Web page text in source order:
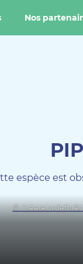
Nos
espèce est
©